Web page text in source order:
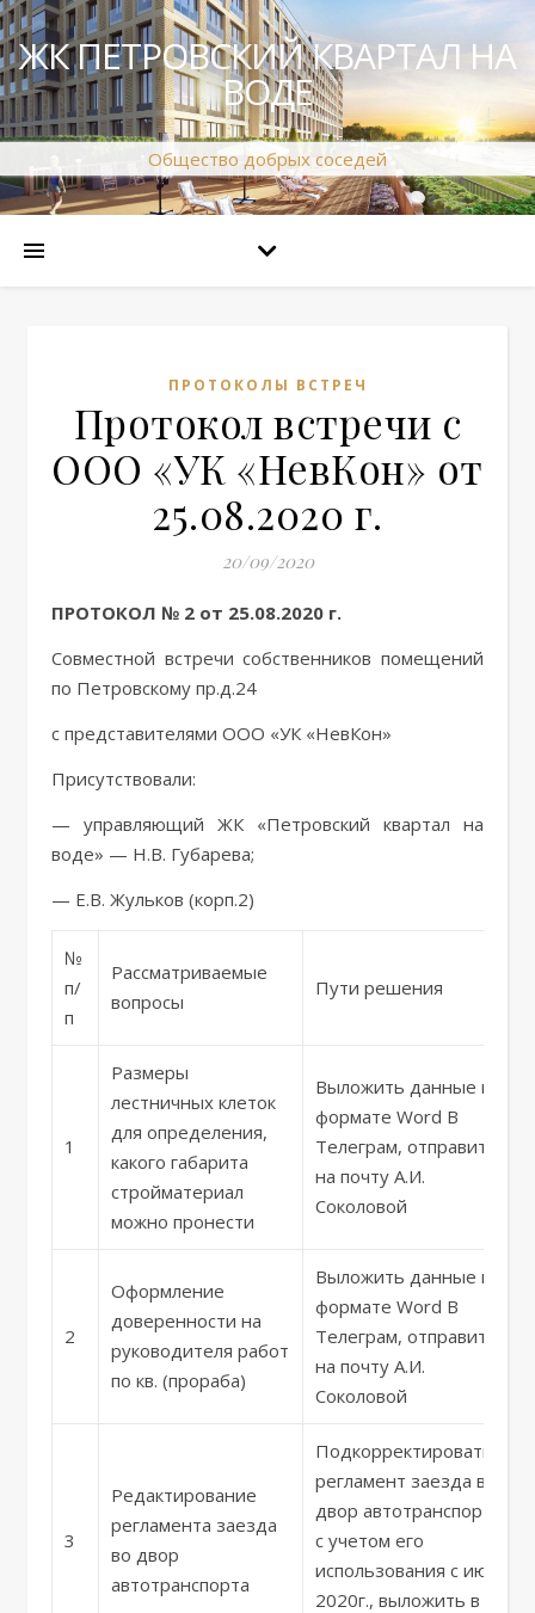
ЖК ПЕТРОВСКИЙ КВАРТАЛ НА
ВОДЕ
Общество добрых соседей
ПРОТОКОЛЫ ВСТРЕЧ
Протокол встречи с
ООО «УК «НевКон» от
25.08.2020 г.
20/09/2020
ПРОТОКОЛ № 2 от 25.08.2020 г.
Совместной встречи собственников помещений
по Петровскому пр.д.24
с представителями ООО «УК «НевКон»
Присутствовали:
— управляющий ЖК «Петровский квартал на
воде» — Н.В. Губарева;
— Е.В. Жульков (корп.2)
№
п/
п
Рассматриваемые
вопросы
Пути решения
1
Размеры
лестничных клеток
для определения,
какого габарита
стройматериал
можно пронести
Выложить данные в
формате Word В
Телеграм, отправить
на почту А.И.
Соколовой
2
Оформление
доверенности на
руководителя работ
по кв. (прораба)
Выложить данные в
формате Word В
Телеграм, отправить
на почту А.И.
Соколовой
3
Редактирование
регламента заезда
во двор
автотранспорта
Подкорректировать
регламент заезда во
двор автотранспорта
с учетом его
использования с июля
2020г., выложить в